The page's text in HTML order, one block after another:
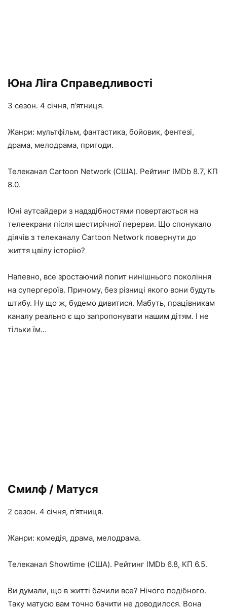
Юна Ліга Справедливості
3 сезон. 4 січня, п’ятниця.
Жанри: мультфільм, фантастика, бойовик, фентезі,
драма, мелодрама, пригоди.
Телеканал Cartoon Network (США). Рейтинг IMDb 8.7, КП
8.0.
Юні аутсайдери з надздібностями повертаються на
телеекрани після шестирічної перерви. Що спонукало
діячів з телеканалу Cartoon Network повернути до
життя цвілу історію?
Напевно, все зростаючий попит нинішнього покоління
на супергероїв. Причому, без різниці якого вони будуть
штибу. Ну що ж, будемо дивитися. Мабуть, працівникам
каналу реально є що запропонувати нашим дітям. І не
тільки їм…
Смилф / Матуся
2 сезон. 4 січня, п’ятниця.
Жанри: комедія, драма, мелодрама.
Телеканал Showtime (США). Рейтинг IMDb 6.8, КП 6.5.
Ви думали, що в житті бачили все? Нічого подібного.
Таку матусю вам точно бачити не доводилося. Вона